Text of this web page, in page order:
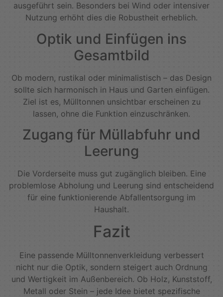
ausgeführt sein. Besonders bei Wind oder intensiver
Nutzung erhöht dies die Robustheit erheblich.
Optik und Einfügen ins
Gesamtbild
Ob modern, rustikal oder minimalistisch – das Design
sollte sich harmonisch in Haus und Garten einfügen.
Ziel ist es, Mülltonnen unsichtbar erscheinen zu
lassen, ohne die Funktion einzuschränken.
Zugang für Müllabfuhr und
Leerung
Die Vorderseite muss gut zugänglich bleiben. Eine
problemlose Abholung und Leerung sind entscheidend
für eine funktionierende Abfallentsorgung im
Haushalt.
Fazit
Eine passende Mülltonnenverkleidung verbessert
nicht nur die Optik, sondern steigert auch Ordnung
und Wertigkeit im Außenbereich. Ob Holz, Kunststoff,
Metall oder Stein – jede Idee bietet spezifische